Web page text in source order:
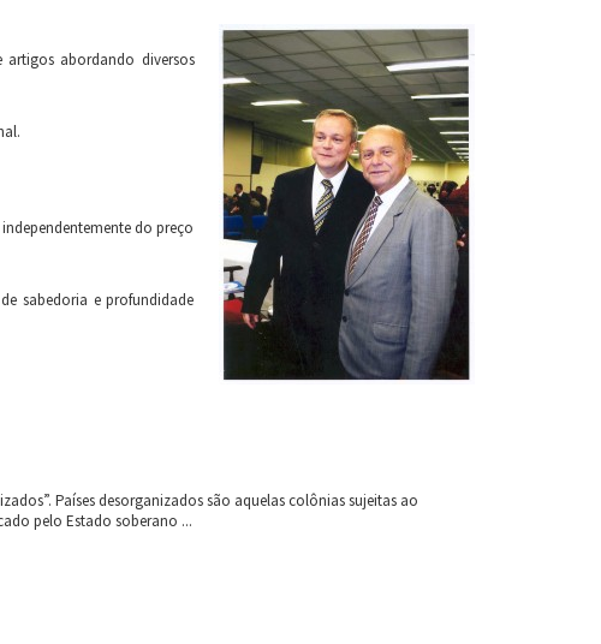
artigos abordando diversos
do preço
sabedoria e profundidade
Países desorganizados são aquelas colônias sujeitas ao
pelo Estado soberano ...